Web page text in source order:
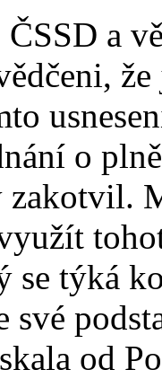
a
o
se týká
své
od